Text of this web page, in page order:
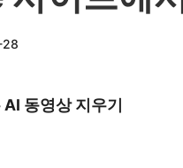
동영상 지우기